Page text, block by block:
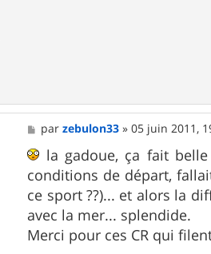
M
e
s
a
g
e
parzebulon33 »05 juin 2011,
la gadoue, ça fait
conditions de départ,
ce sport ??)... et alors la
avec la mer... splendide.
Merci pour ces CR qui